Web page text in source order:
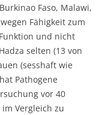
Faso, Malawi,
Fähigkeit zum
und nicht
selten (13 von
(sesshaft wie
Pathogene
vor 40
Vergleich zu